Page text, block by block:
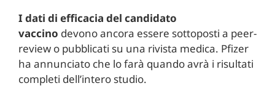
I dati di efficacia del candidato
vaccino devono ancora essere sottoposti a peer-
review o pubblicati su una rivista medica. Pfizer
ha annunciato che lo farà quando avrà i risultati
completi dell’intero studio.